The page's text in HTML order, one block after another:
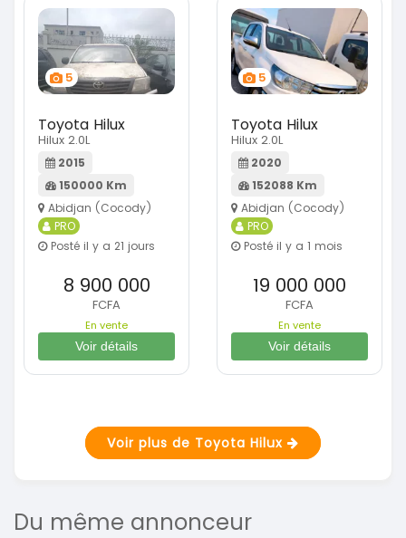
5
Toyota Hilux
Hilux 2.0L
2015
150000 Km
Abidjan (Cocody)
PRO
Posté il y a 21 jours
8 900 000
FCFA
En vente
Voir détails
5
Toyota Hilux
Hilux 2.0L
2020
152088 Km
Abidjan (Cocody)
PRO
Posté il y a 1 mois
19 000 000
FCFA
En vente
Voir détails
Voir plus de Toyota Hilux
Du même annonceur